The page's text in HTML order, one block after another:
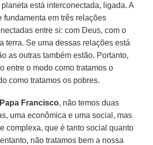
está interconectada, ligada. A
fundamenta em três relações
entre si: com Deus, com o
terra. Se uma dessas relações está
as outras também estão. Portanto,
entre o modo como tratamos o
como tratamos os pobres.
Papa Francisco, não temos duas
uma econômica e uma social, mas
complexa, que é tanto social quanto
não tratamos bem a nossa